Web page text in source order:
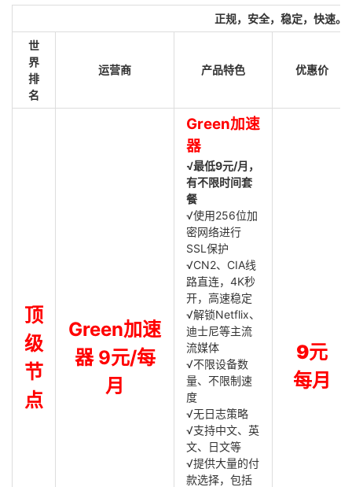
正规，安全，稳定，快速。
世
界
排
名
运营商 产品特色 优惠价
顶
级
节
点
Green加速
器 9元/每
月
Green加速
器
√最低9元/月，
有不限时间套
餐
√使用256位加
密网络进行
SSL保护
√CN2、CIA线
路直连，4K秒
开，高速稳定
√解锁Netflix、
迪士尼等主流
流媒体
√不限设备数
量、不限制速
度
√无日志策略
√支持中文、英
文、日文等
√提供大量的付
款选择，包括
9元
每月